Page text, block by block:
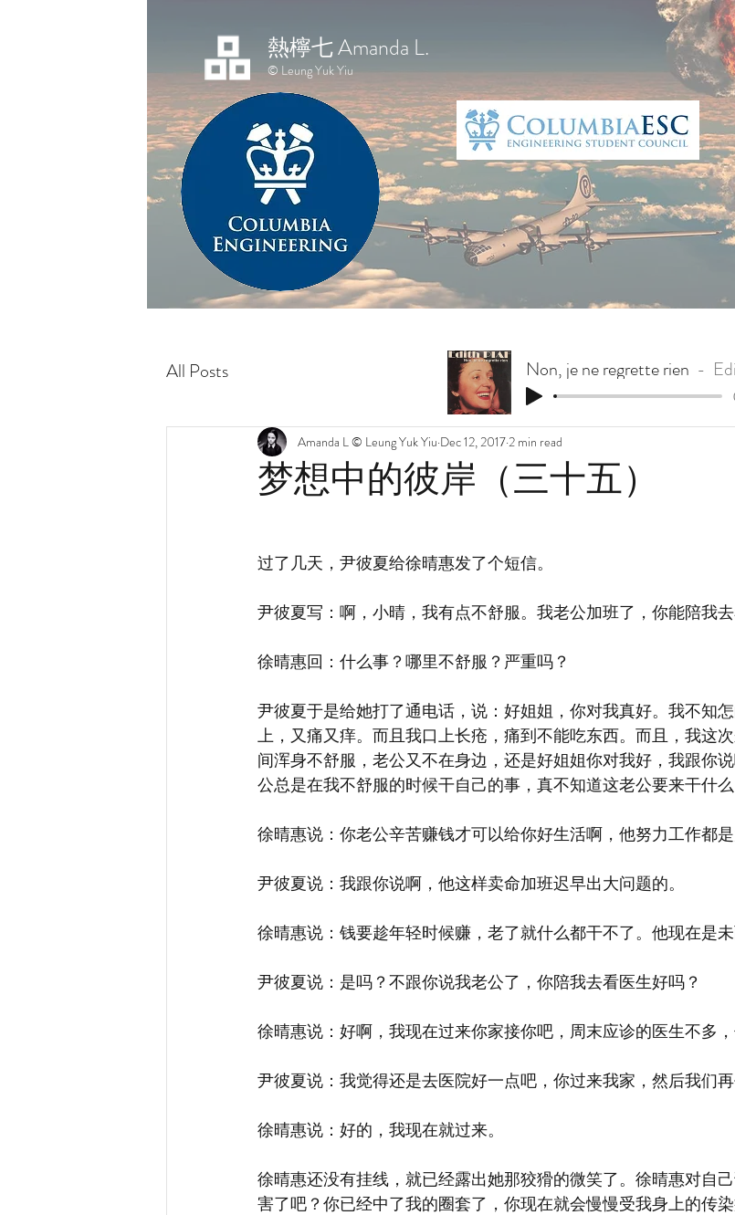
熱檸七 Amanda L.
© Leung Yuk Yiu
All Posts
梦想中的彼岸（三十五）
Amanda L © Leung Yuk Yiu Dec 12, 20172 min read
过了几天，尹彼夏给徐晴惠发了个短信。
尹彼夏写：啊，小晴，我有点不舒服。我老公加班了，你能陪我
徐晴惠回：什么事？哪里不舒服？严重吗？
尹彼夏于是给她打了通电话，说：好姐姐，你对我真好。我不知
上，又痛又痒。而且我口上长疮，痛到不能吃东西。而且，我这
间浑身不舒服，老公又不在身边，还是好姐姐你对我好，我跟你
公总是在我不舒服的时候干自己的事，真不知道这老公要来干什么
徐晴惠说：你老公辛苦赚钱才可以给你好生活啊，他努力工作都是
尹彼夏说：我跟你说啊，他这样卖命加班迟早出大问题的。
徐晴惠说：钱要趁年轻时候赚，老了就什么都干不了。他现在是未
尹彼夏说：是吗？不跟你说我老公了，你陪我去看医生好吗？
徐晴惠说：好啊，我现在过来你家接你吧，周末应诊的医生不多
尹彼夏说：我觉得还是去医院好一点吧，你过来我家，然后我们再
徐晴惠说：好的，我现在就过来。
徐晴惠还没有挂线，就已经露出她那狡猾的微笑了。徐晴惠对自
害了吧？你已经中了我的圈套了，你现在就会慢慢受我身上的传
Non, je ne regrette rien